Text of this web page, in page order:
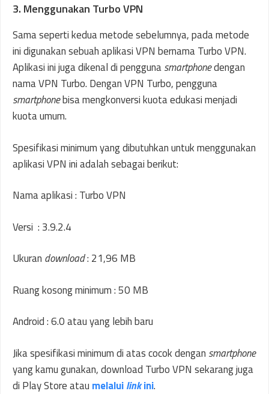
3. Menggunakan Turbo VPN
Sama seperti kedua metode sebelumnya, pada metode
ini digunakan sebuah aplikasi VPN bernama Turbo VPN.
Aplikasi ini juga dikenal di penggunasmartphonedengan
nama VPN Turbo. Dengan VPN Turbo, pengguna
smartphonebisa mengkonversi kuota edukasi menjadi
kuota umum.
Spesifikasi minimum yang dibutuhkan untuk menggunakan
aplikasi VPN ini adalah sebagai berikut:
Nama aplikasi : Turbo VPN
Versi : 3.9.2.4
Ukuran download: 21,96 MB
Ruang kosong minimum : 50 MB
Android : 6.0 atau yang lebih baru
Jika spesifikasi minimum di atas cocok dengan smartphone
yang kamu gunakan, download Turbo VPN sekarang juga
di Play Store atau melaluilinkini.